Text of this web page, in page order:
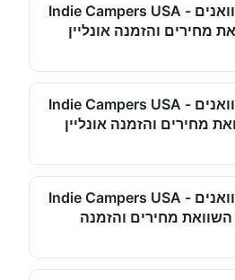
השכרת קרוואנים - Indie Campers USA
מחירים והזמנה אונליין
השכרת קרוואנים - Indie Campers USA
מחירים והזמנה אונליין
השכרת קרוואנים - Indie Campers USA
השוואת מחירים והזמנה